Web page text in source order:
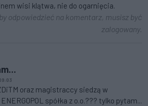
wisi klątwa, nie do ogarnięcia.
odpowiedzieć na komentarz, musisz być
zalogowany.
oraz magistraccy siedzą w
spółka z o.o.??? tylko pytam...